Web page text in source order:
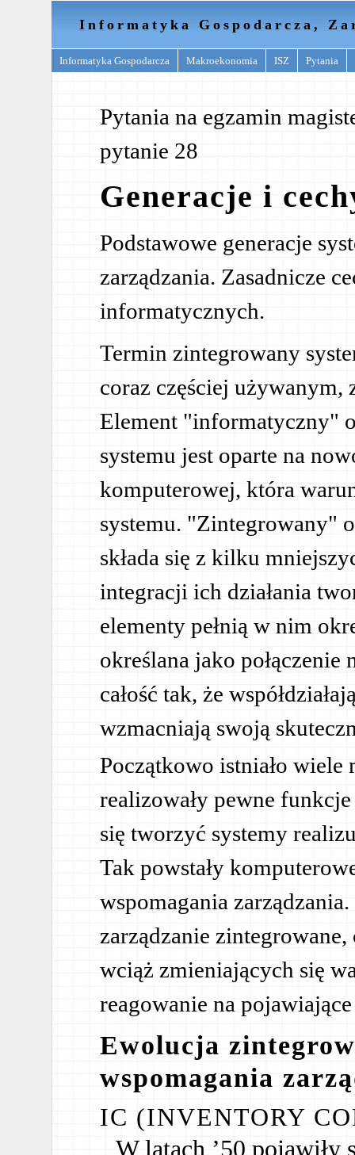
Informatyka Gospodarcza,
Informatyka Gospodarcza Makroekonomia ISZ Pytania
Pytania na egzamin
pytanie 28
Generacje i
Podstawowe generacje
zarządzania. Zasadnicze
informatycznych.
Termin zintegrowany
coraz częściej używanym,
Element "informatyczny"
systemu jest oparte na
komputerowej, która
systemu. "Zintegrowany"
składa się z kilku
integracji ich działania
elementy pełnią w nim
określana jako
całość tak, że
wzmacniają swoją
Początkowo istniało wiele
realizowały pewne
się tworzyć systemy
Tak powstały
wspomagania
zarządzanie
wciąż zmieniających się
reagowanie na
Ewolucja
wspomagania
IC (INVENTORY
W latach ’50 pojawiły